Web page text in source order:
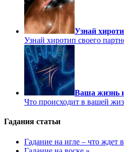
Узнай
Узнай хиротип своего
Ваша жизнь
Что происходит в вашей
Гадания статьи
Гадание на игле – что ждет